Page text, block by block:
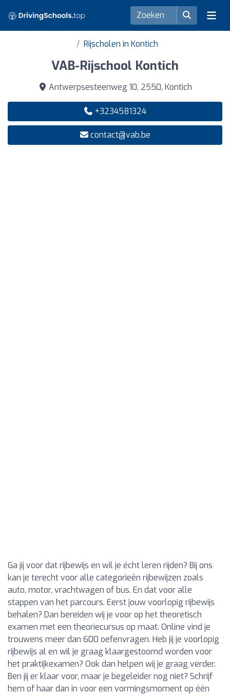
Rijscholen in Kontich
VAB-Rijschool Kontich
Antwerpsesteenweg 10, 2550, Kontich
+3234581324
contact@vab.be
Ga jij voor dat rijbewijs en wil je écht leren rijden? Bij ons
kan je terecht voor alle categorieën rijbewijzen zoals
auto, motor, vrachtwagen of bus. En dat voor alle
stappen van het parcours. Eerst jouw voorlopig rijbewijs
behalen? Dan bereiden wij je voor op het theoretisch
examen met een theoriecursus op maat. Online vind je
trouwens meer dan 600 oefenvragen. Heb jij je voorlopig
rijbewijs al en wil je graag klaargestoomd worden voor
het praktijkexamen? Ook dan helpen wij je graag verder.
Ben jij er klaar voor, maar je begeleider nog niet? Schrijf
hem of haar dan in voor een vormingsmoment op één